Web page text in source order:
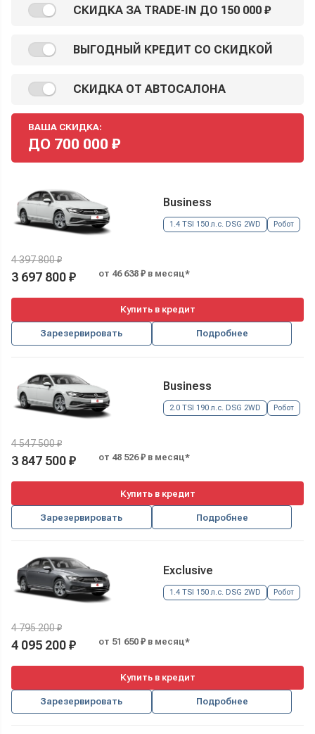
СКИДКА ЗА TRADE-IN ДО 150 000 ₽
ВЫГОДНЫЙ КРЕДИТ СО СКИДКОЙ
СКИДКА ОТ АВТОСАЛОНА
ВАША СКИДКА:
ДО 700 000 ₽
Business
1.4 TSI 150 л.с. DSG 2WD Робот
4 397 800 ₽
3 697 800 ₽ от 46 638 ₽ в месяц*
Купить в кредит
Зарезервировать Подробнее
Business
2.0 TSI 190 л.с. DSG 2WD Робот
4 547 500 ₽
3 847 500 ₽ от 48 526 ₽ в месяц*
Купить в кредит
Зарезервировать Подробнее
Exclusive
1.4 TSI 150 л.с. DSG 2WD Робот
4 795 200 ₽
4 095 200 ₽ от 51 650 ₽ в месяц*
Купить в кредит
Зарезервировать Подробнее